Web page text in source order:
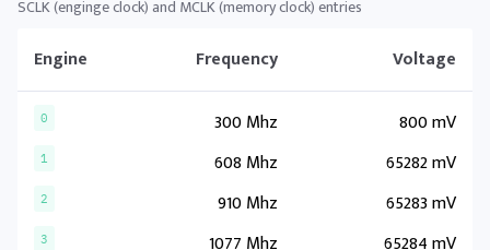
SCLK (enginge clock) and MCLK (memory clock) entries
Engine Frequency Voltage
0 300 Mhz 800 mV
1 608 Mhz 65282 mV
2 910 Mhz 65283 mV
3 1077 Mhz 65284 mV